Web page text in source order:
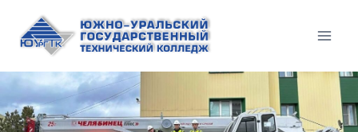
содержимому